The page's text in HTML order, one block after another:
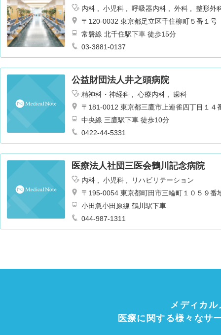
内科 小児科 呼吸器内科 外科
整形外
ギー科
リハビリテーション 乳腺外科
〒120-0032 東京都足立区千住柳町５番１号
常磐線 北千住駅下車 徒歩15分
03-3881-0137
公益財団法人井之頭病院
精神科・神経科 心療内科
歯科
〒181-0012 東京都三鷹市上連雀四丁目１４
中央線 三鷹駅下車 徒歩10分
0422-44-5331
医療法人社団三医会鶴川記念病院
内科 小児科
リハビリテーション
〒195-0054 東京都町田市三輪町１０５９番
小田急小田原線 鶴川駅下車
044-987-1311
メディカ
医療に関する様々なサ